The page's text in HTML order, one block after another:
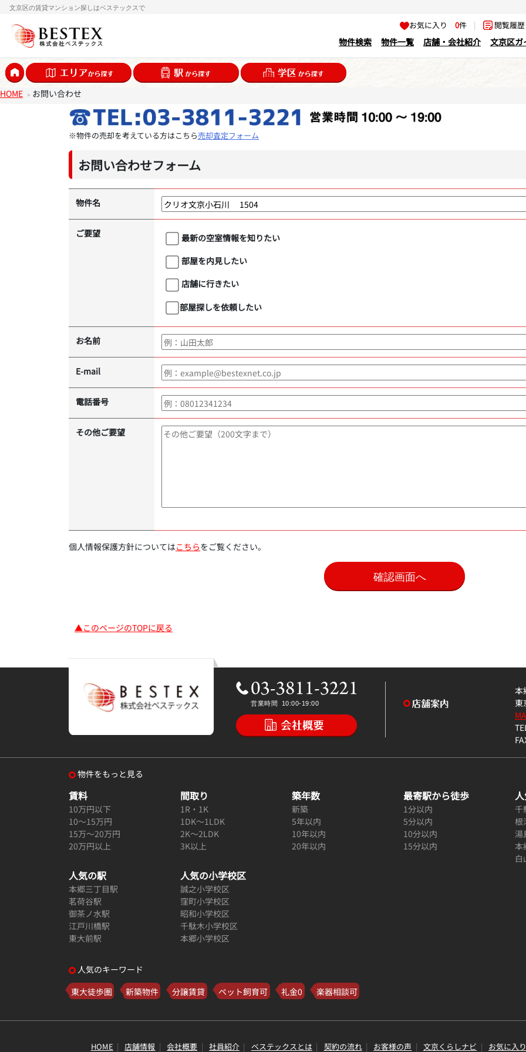
文京区の賃貸マンション探しはベステックスで
お気に入り0件 | 閲覧履
物件検索 物件一覧 店舗・会社紹介 文京区ガ
HOME お問い合わせ
※物件の売却を考えている方はこちら売却査定フォーム
お問い合わせフォーム
物件名
ご要望
最新の空室情報を知りたい
部屋を内見したい
店舗に行きたい
部屋探しを依頼したい
お名前
E-mail
電話番号
その他ご要望
個人情報保護方針についてはこちらをご覧ください。
▲このページのTOPに戻る
本
東
物件をもっと見る
賃料
10万円以下
10～15万円
15万～20万円
20万円以上
間取り
1R・1K
1DK～1LDK
2K～2LDK
3K以上
築年数
新築
5年以内
10年以内
20年以内
最寄駅から徒歩
1分以内
5分以内
10分以内
15分以内
千
根
湯
本
白
人気の駅
本郷三丁目駅
茗荷谷駅
御茶ノ水駅
江戸川橋駅
東大前駅
人気の小学校区
誠之小学校区
窪町小学校区
昭和小学校区
千駄木小学校区
本郷小学校区
人気のキーワード
東大徒歩圏
新築物件 分譲賃貸 ペット飼育可 礼金0 楽器相談可
HOME 店舗情報 会社概要 社員紹介 ベステックスとは 契約の流れ お客様の声 文京くらしナビ お気に入